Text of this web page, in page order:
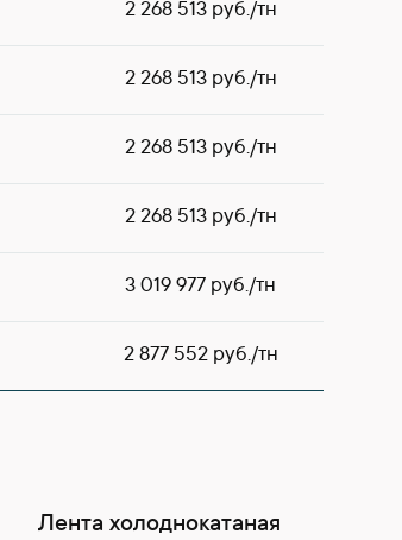
2 268 513 руб./тн
2 268 513 руб./тн
2 268 513 руб./тн
2 268 513 руб./тн
3 019 977 руб./тн
2 877 552 руб./тн
Лента холоднокатаная